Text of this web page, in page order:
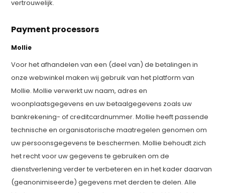
vertrouwelijk.
Payment processors
Mollie
Voor het afhandelen van een (deel van) de betalingen in
onze webwinkel maken wij gebruik van het platform van
Mollie. Mollie verwerkt uw naam, adres en
woonplaatsgegevens en uw betaalgegevens zoals uw
bankrekening- of creditcardnummer. Mollie heeft passende
technische en organisatorische maatregelen genomen om
uw persoonsgegevens te beschermen. Mollie behoudt zich
het recht voor uw gegevens te gebruiken om de
dienstverlening verder te verbeteren en in het kader daarvan
(geanonimiseerde) gegevens met derden te delen. Alle